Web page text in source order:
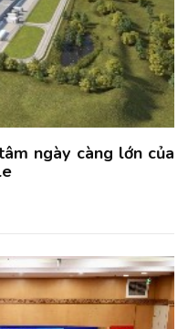
ngày càng lớn của